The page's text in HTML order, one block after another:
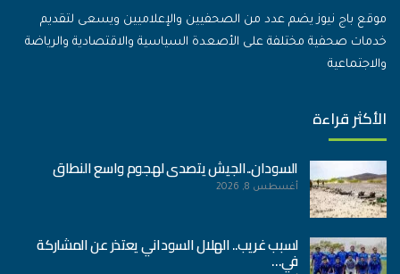
موقع باج نيوز يضم عدد من الصحفيين والإعلاميين ويسعى لتقديم
خدمات صحفية مختلفة على الأصعدة السياسية والاقتصادية والرياضة
والاجتماعية
الأكثر قراءة
السودان..الجيش يتصدى لهجوم واسع النطاق
أغسطس 8, 2026
لسبب غريب.. الهلال السوداني يعتذر عن المشاركة
في…